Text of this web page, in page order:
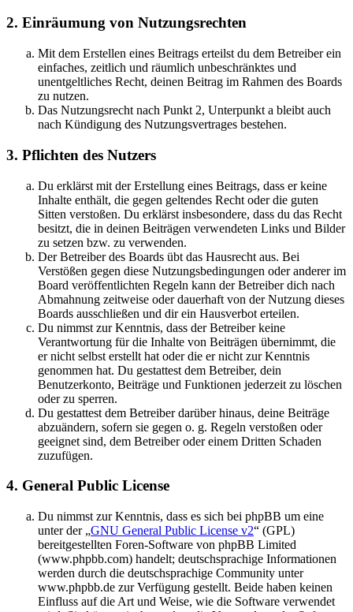
2. Einräumung von Nutzungsrechten
Mit dem Erstellen eines Beitrags erteilst du dem Betreiber ein
einfaches, zeitlich und räumlich unbeschränktes und
unentgeltliches Recht, deinen Beitrag im Rahmen des Boards
zu nutzen.
Das Nutzungsrecht nach Punkt 2, Unterpunkt a bleibt auch
nach Kündigung des Nutzungsvertrages bestehen.
3. Pflichten des Nutzers
Du erklärst mit der Erstellung eines Beitrags, dass er keine
Inhalte enthält, die gegen geltendes Recht oder die guten
Sitten verstoßen. Du erklärst insbesondere, dass du das Recht
besitzt, die in deinen Beiträgen verwendeten Links und Bilder
zu setzen bzw. zu verwenden.
Der Betreiber des Boards übt das Hausrecht aus. Bei
Verstößen gegen diese Nutzungsbedingungen oder anderer im
Board veröffentlichten Regeln kann der Betreiber dich nach
Abmahnung zeitweise oder dauerhaft von der Nutzung dieses
Boards ausschließen und dir ein Hausverbot erteilen.
Du nimmst zur Kenntnis, dass der Betreiber keine
Verantwortung für die Inhalte von Beiträgen übernimmt, die
er nicht selbst erstellt hat oder die er nicht zur Kenntnis
genommen hat. Du gestattest dem Betreiber, dein
Benutzerkonto, Beiträge und Funktionen jederzeit zu löschen
oder zu sperren.
Du gestattest dem Betreiber darüber hinaus, deine Beiträge
abzuändern, sofern sie gegen o. g. Regeln verstoßen oder
geeignet sind, dem Betreiber oder einem Dritten Schaden
zuzufügen.
4. General Public License
Du nimmst zur Kenntnis, dass es sich bei phpBB um eine
unter der „GNU General Public License v2“ (GPL)
bereitgestellten Foren-Software von phpBB Limited
(www.phpbb.com) handelt; deutschsprachige Informationen
werden durch die deutschsprachige Community unter
www.phpbb.de zur Verfügung gestellt. Beide haben keinen
Einfluss auf die Art und Weise, wie die Software verwendet